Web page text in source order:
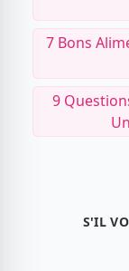
7 Bons
9
S'IL